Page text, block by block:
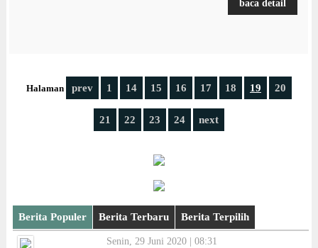
baca detail
Halaman prev 1 14 15 16 17 18 19 20
21 22 23 24 next
Berita Populer Berita Terbaru Berita Terpilih
Senin, 29 Juni 2020 | 08:31